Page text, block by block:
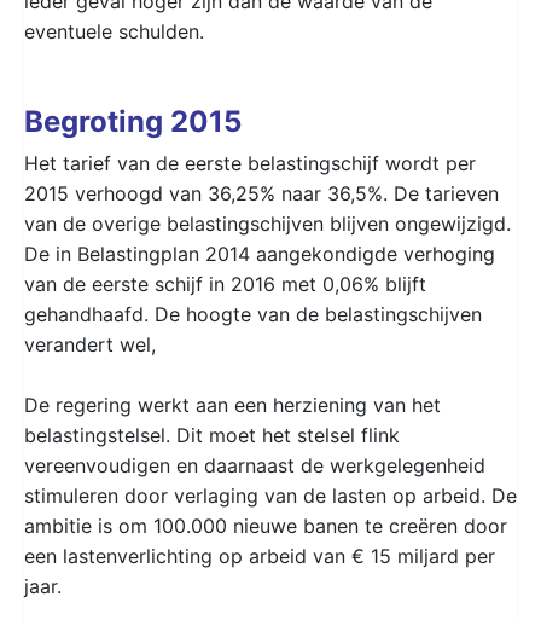
eventuele schulden.
Begroting 2015
Het tarief van de eerste belastingschijf wordt per
2015 verhoogd van 36,25% naar 36,5%. De tarieven
van de overige belastingschijven blijven ongewijzigd.
De in Belastingplan 2014 aangekondigde verhoging
van de eerste schijf in 2016 met 0,06% blijft
gehandhaafd. De hoogte van de belastingschijven
verandert wel,
De regering werkt aan een herziening van het
belastingstelsel. Dit moet het stelsel flink
vereenvoudigen en daarnaast de werkgelegenheid
stimuleren door verlaging van de lasten op arbeid. De
ambitie is om 100.000 nieuwe banen te creëren door
een lastenverlichting op arbeid van € 15 miljard per
jaar.